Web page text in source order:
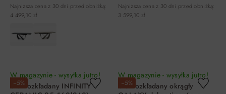
Najniższa cena z 30 dni przed obniżką:
4 499,10 zł
Najniższa cena z 30 dni przed obniżką:
3 599,10 zł
−5%
W magazynie - wysyłka jutro!
Stół rozkładany INFINITY
−5%
W magazynie - wysyłka jutro!
Stół rozkładany okrągły